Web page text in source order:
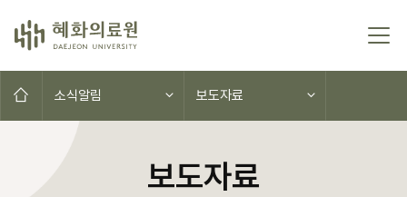
콘텐츠로 이동
홈으로소식알림 보도자료
보도자료